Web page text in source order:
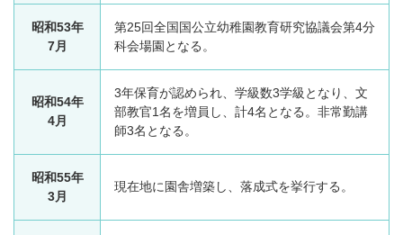
昭和53年
7月
第25回全国国公立幼稚園教育研究協議会第4分
科会場園となる。
昭和54年
4月
3年保育が認められ、学級数3学級となり、文
部教官1名を増員し、計4名となる。非常勤講
師3名となる。
昭和55年
3月
現在地に園舎増築し、落成式を挙行する。